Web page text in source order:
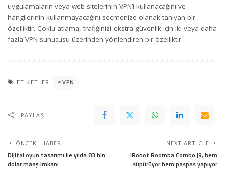
uygulamaların veya web sitelerinin VPN’i kullanacağını ve
hangilerinin kullanmayacağını seçmenize olanak tanıyan bir
özelliktir. Çoklu atlama, trafiğinizi ekstra güvenlik için iki veya daha
fazla VPN sunucusu üzerinden yönlendiren bir özelliktir.
ETIKETLER: VPN
PAYLAŞ
ÖNCEKI HABER
Dijital oyun tasarımı ile yılda 83 bin
dolar maaş imkanı
NEXT ARTICLE
iRobot Roomba Combo j9, hem
süpürüyor hem paspas yapıyor